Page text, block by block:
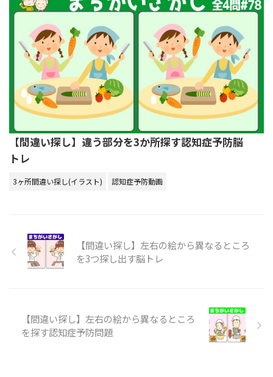
【間違い探し】違う部分を3か所探す認知症予防脳
トレ
3ヶ所間違い探し(イラスト) 認知症予防動画
【間違い探し】左右の絵から異なるところ
を3つ探し出す脳トレ
【間違い探し】左右の絵から異なるところ
を探す認知症予防問題